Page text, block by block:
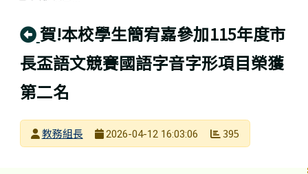
回上頁
賀!本校學生簡宥嘉參加115年度市
長盃語文競賽國語字音字形項目榮獲
第二名
發布者
教務組長
2026-04-12 16:03:06 395